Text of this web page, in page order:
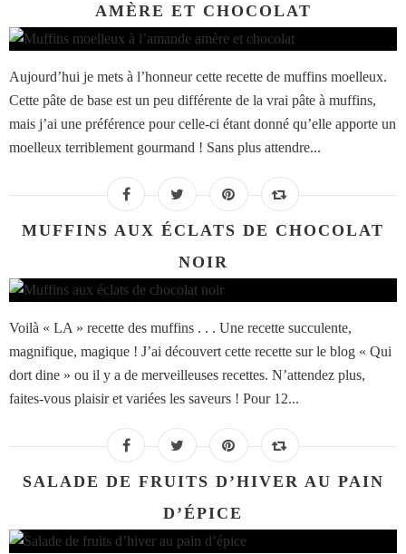
AMÈRE ET CHOCOLAT
Aujourd’hui je mets à l’honneur cette recette de muffins moelleux.
Cette pâte de base est un peu différente de la vrai pâte à muffins,
mais j’ai une préférence pour celle-ci étant donné qu’elle apporte un
moelleux terriblement gourmand ! Sans plus attendre...
MUFFINS AUX ÉCLATS DE CHOCOLAT
NOIR
Voilà « LA » recette des muffins . . . Une recette succulente,
magnifique, magique ! J’ai découvert cette recette sur le blog « Qui
dort dine » ou il y a de merveilleuses recettes. N’attendez plus,
faites-vous plaisir et variées les saveurs ! Pour 12...
SALADE DE FRUITS D’HIVER AU PAIN
D’ÉPICE